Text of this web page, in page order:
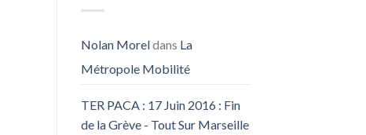
Nolan Moreldans La
Métropole Mobilité
TER PACA : 17 Juin 2016 : Fin
de la Grève - Tout Sur Marseille